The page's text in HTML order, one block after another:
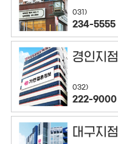
031)
234-5555
경인지점
032)
222-9000
대구지점